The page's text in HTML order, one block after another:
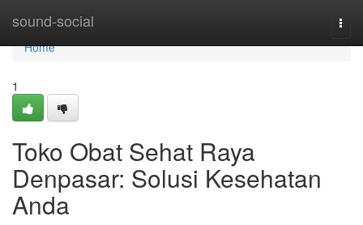
sound-social
Home
Home
1
Toko Obat Sehat Raya
Denpasar: Solusi Kesehatan
Anda